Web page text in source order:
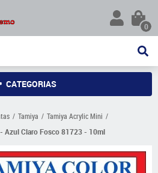
0
CATEGORIAS
Tamiya
Tamiya Acrylic Mini
Azul Claro Fosco 81723 - 10ml